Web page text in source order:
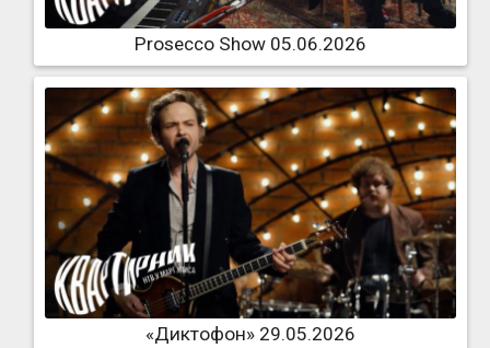
Prosecco Show 05.06.2026
«Диктофон» 29.05.2026